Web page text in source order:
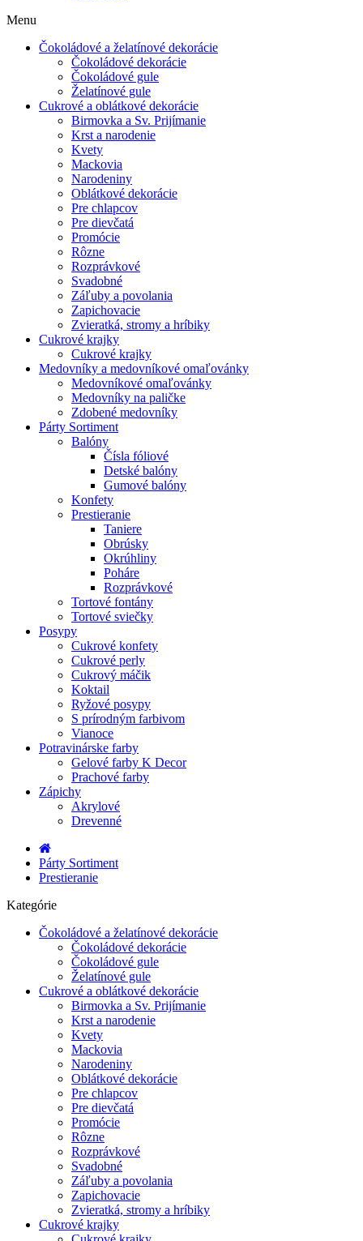
Menu
Čokoládové a želatínové dekorácie
Čokoládové dekorácie
Čokoládové gule
Želatínové gule
Cukrové a oblátkové dekorácie
Birmovka a Sv. Prijímanie
Krst a narodenie
Kvety
Mackovia
Narodeniny
Oblátkové dekorácie
Pre chlapcov
Pre dievčatá
Promócie
Rôzne
Rozprávkové
Svadobné
Záľuby a povolania
Zapichovacie
Zvieratká, stromy a hríbiky
Cukrové krajky
Cukrové krajky
Medovníky a medovníkové omaľovánky
Medovníkové omaľovánky
Medovníky na paličke
Zdobené medovníky
Párty Sortiment
Balóny
Čísla fóliové
Detské balóny
Gumové balóny
Konfety
Prestieranie
Taniere
Obrúsky
Okrúhliny
Poháre
Rozprávkové
Tortové fontány
Tortové sviečky
Posypy
Cukrové konfety
Cukrové perly
Cukrový máčik
Koktail
Ryžové posypy
S prírodným farbivom
Vianoce
Potravinárske farby
Gelové farby K Decor
Prachové farby
Zápichy
Akrylové
Drevenné
Párty Sortiment
Prestieranie
Kategórie
Čokoládové a želatínové dekorácie
Čokoládové dekorácie
Čokoládové gule
Želatínové gule
Cukrové a oblátkové dekorácie
Birmovka a Sv. Prijímanie
Krst a narodenie
Kvety
Mackovia
Narodeniny
Oblátkové dekorácie
Pre chlapcov
Pre dievčatá
Promócie
Rôzne
Rozprávkové
Svadobné
Záľuby a povolania
Zapichovacie
Zvieratká, stromy a hríbiky
Cukrové krajky